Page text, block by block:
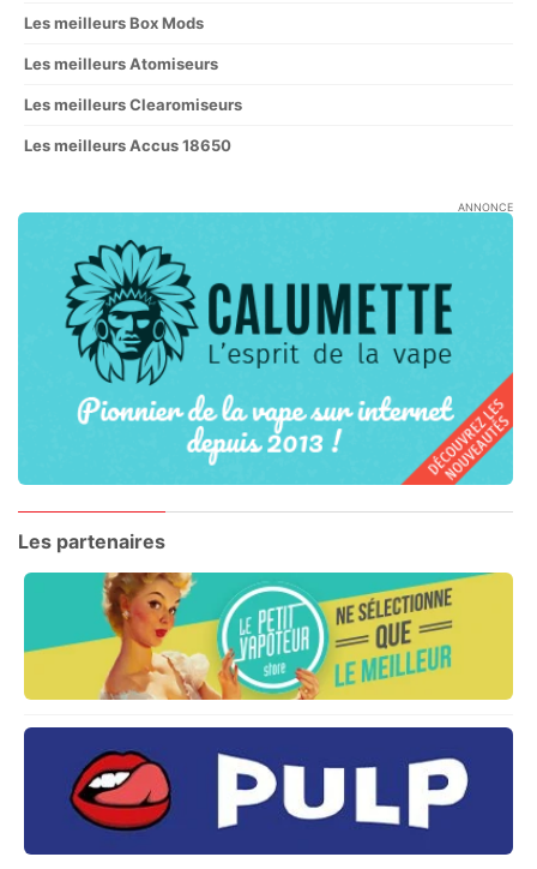
Les meilleurs Box Mods
Les meilleurs Atomiseurs
Les meilleurs Clearomiseurs
Les meilleurs Accus 18650
ANNONCE
Les partenaires